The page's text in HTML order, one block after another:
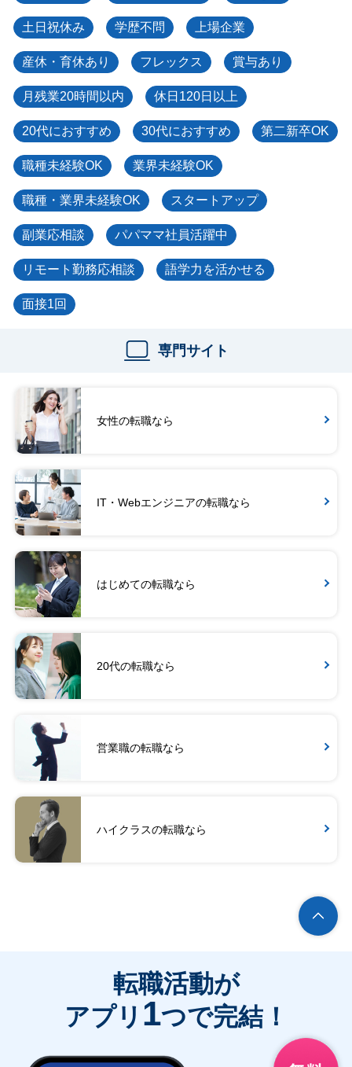
土日祝休み 学歴不問 上場企業
産休・育休あり フレックス 賞与あり
月残業20時間以内 休日120日以上
20代におすすめ 30代におすすめ 第二新卒OK
職種未経験OK 業界未経験OK
職種・業界未経験OK スタートアップ
副業応相談 パパママ社員活躍中
リモート勤務応相談 語学力を活かせる
面接1回
専門サイト
女性の転職なら
IT・Webエンジニアの転職なら
はじめての転職なら
20代の転職なら
営業職の転職なら
ハイクラスの転職なら
転職活動が
アプリ 1つで完結！